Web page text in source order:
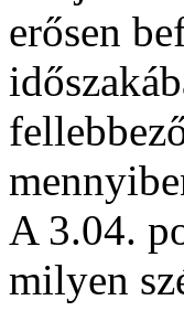
erősen
A 3.04.
milyen